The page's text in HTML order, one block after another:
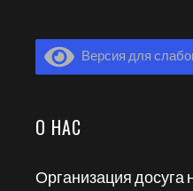
Версия для
О НАС
Организация досуга